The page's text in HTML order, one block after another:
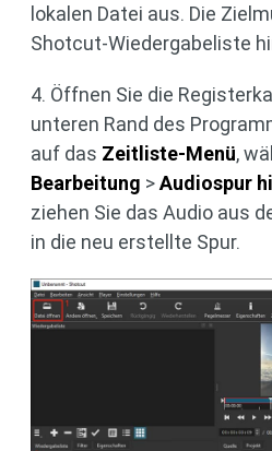
lokalen Datei aus. Die
Shotcut-Wiedergabeliste
4. Öffnen Sie die
unteren Rand des
auf das Zeitliste-Menü,
Bearbeitung >Audiospur
ziehen Sie das Audio aus
in die neu erstellte Spur.